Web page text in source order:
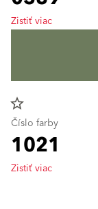
Zistiť viac
star_border
Číslo farby
1021
Zistiť viac